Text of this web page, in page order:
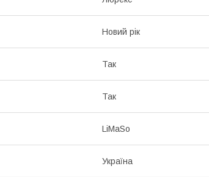
Новий рік
Так
Так
LiMaSo
Україна